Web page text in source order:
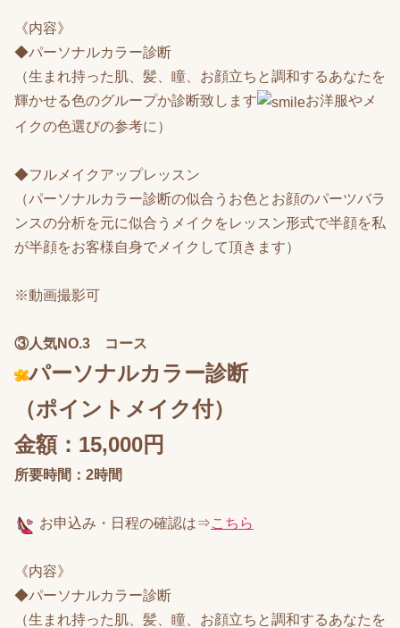
《内容》
◆パーソナルカラー診断
（生まれ持った肌、髪、瞳、お顔立ちと調和するあなたを
輝かせる色のグループか診断致します
お洋服やメ
イクの色選びの参考に）
◆フルメイクアップレッスン
（パーソナルカラー診断の似合うお色とお顔のパーツバラ
ンスの分析を元に似合うメイクをレッスン形式で半顔を私
が半顔をお客様自身でメイクして頂きます）
※動画撮影可
③人気NO.3 コース
パーソナルカラー診断
（ポイントメイク付）
金額：15,000円
所要時間：2時間
お申込み ・日程の確認は⇒こちら
《内容》
◆パーソナルカラー診断
（生まれ持った肌、髪、瞳、お顔立ちと調和するあなたを